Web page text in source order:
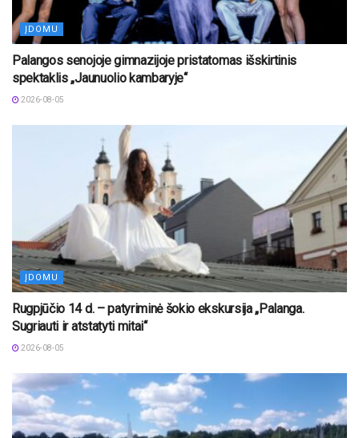
ĮDOMU
Palangos senojoje gimnazijoje pristatomas išskirtinis
spektaklis „Jaunuolio kambaryje“
2026-08-05
ĮDOMU
Rugpjūčio 14 d. – patyriminė šokio ekskursija „Palanga.
Sugriauti ir atstatyti mitai“
2026-08-05